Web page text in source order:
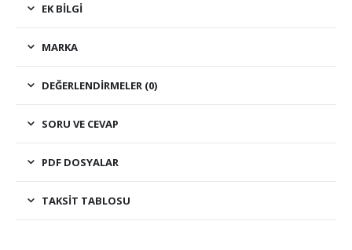
EK BILGI
MARKA
DEĞERLENDIRMELER (0)
SORU VE CEVAP
PDF DOSYALAR
TAKSIT TABLOSU